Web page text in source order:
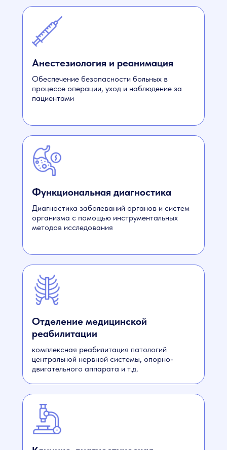
Oтделение медицинской
реабилитации
комплексная реабилитация патологий
центральной нервной системы, опорно-
двигательного аппарата и т.д.
Анестезиология и реанимация
Обеспечение безопасности больных в
процессе операции, уход и наблюдение за
пациентами
Функциональная диагностика
Диагностика заболеваний органов и систем
организма с помощью инструментальных
методов исследования